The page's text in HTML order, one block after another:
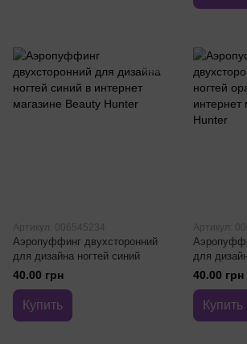
Артикул: 006545234
Аэропуффинг двухсторонний
для дизайна ногтей синий
40.00 грн
Купить
Артикул:
для
40.00 грн
Купить